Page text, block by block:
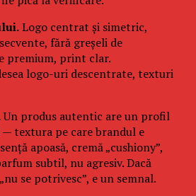
Logo centrat și simetric,
fără greșeli de
premium, print clar.
logo-uri descentrate, texturi
Un produs autentic are un profil
textura pe care brandul e
apoasă, cremă „cushiony”,
subtil, nu agresiv. Dacă
se potrivesc”, e un semnal.